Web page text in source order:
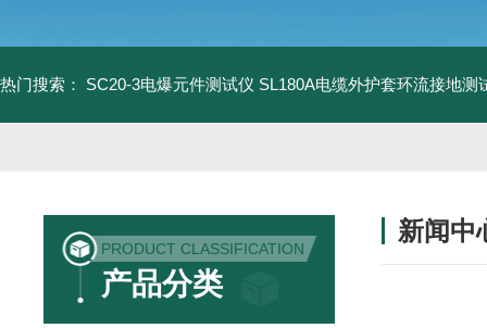
热门搜索： SC20-3电爆元件测试仪 SL180A电缆外护套环流接地测
PRODUCT CLASSIFICATION
产品分类
新闻中